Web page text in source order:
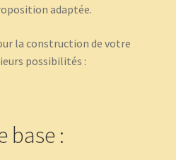
adaptée.
la construction de votre
possibilités :
base :